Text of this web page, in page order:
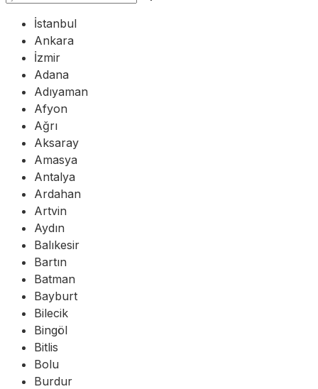
İstanbul
Ankara
İzmir
Adana
Adıyaman
Afyon
Ağrı
Aksaray
Amasya
Antalya
Ardahan
Artvin
Aydın
Balıkesir
Bartın
Batman
Bayburt
Bilecik
Bingöl
Bitlis
Bolu
Burdur